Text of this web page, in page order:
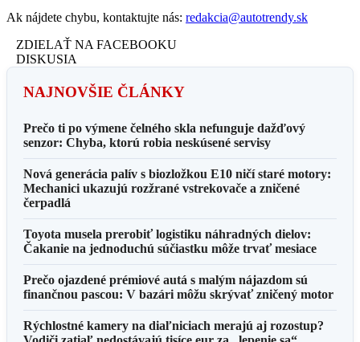
Ak nájdete chybu, kontaktujte nás: redakcia@autotrendy.sk
ZDIELAŤ NA FACEBOOKU
DISKUSIA
NAJNOVŠIE ČLÁNKY
Prečo ti po výmene čelného skla nefunguje dažďový
senzor: Chyba, ktorú robia neskúsené servisy
Nová generácia palív s biozložkou E10 ničí staré motory:
Mechanici ukazujú rozžrané vstrekovače a zničené
čerpadlá
Toyota musela prerobiť logistiku náhradných dielov:
Čakanie na jednoduchú súčiastku môže trvať mesiace
Prečo ojazdené prémiové autá s malým nájazdom sú
finančnou pascou: V bazári môžu skrývať zničený motor
Rýchlostné kamery na diaľniciach merajú aj rozostup?